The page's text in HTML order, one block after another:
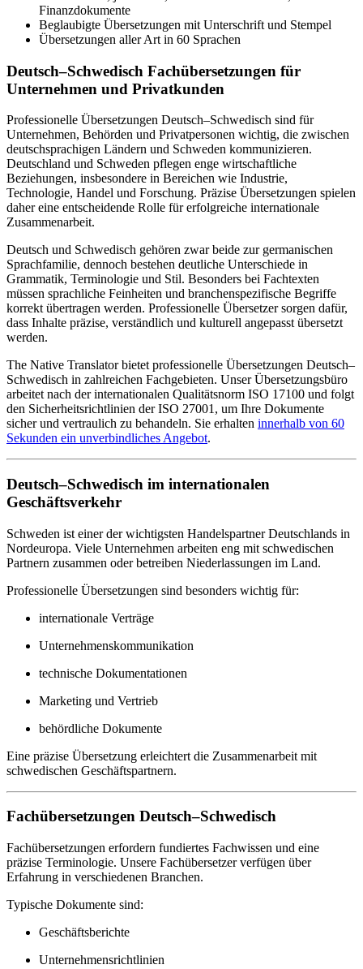
Finanzdokumente
Beglaubigte Übersetzungen mit Unterschrift und Stempel
Übersetzungen aller Art in 60 Sprachen
Deutsch–Schwedisch Fachübersetzungen für
Unternehmen und Privatkunden
Professionelle Übersetzungen Deutsch–Schwedisch sind für
Unternehmen, Behörden und Privatpersonen wichtig, die zwischen
deutschsprachigen Ländern und Schweden kommunizieren.
Deutschland und Schweden pflegen enge wirtschaftliche
Beziehungen, insbesondere in Bereichen wie Industrie,
Technologie, Handel und Forschung. Präzise Übersetzungen spielen
daher eine entscheidende Rolle für erfolgreiche internationale
Zusammenarbeit.
Deutsch und Schwedisch gehören zwar beide zur germanischen
Sprachfamilie, dennoch bestehen deutliche Unterschiede in
Grammatik, Terminologie und Stil. Besonders bei Fachtexten
müssen sprachliche Feinheiten und branchenspezifische Begriffe
korrekt übertragen werden. Professionelle Übersetzer sorgen dafür,
dass Inhalte präzise, verständlich und kulturell angepasst übersetzt
werden.
The Native Translator bietet professionelle Übersetzungen Deutsch–
Schwedisch in zahlreichen Fachgebieten. Unser Übersetzungsbüro
arbeitet nach der internationalen Qualitätsnorm ISO 17100 und folgt
den Sicherheitsrichtlinien der ISO 27001, um Ihre Dokumente
sicher und vertraulich zu behandeln. Sie erhalten innerhalb von 60
Sekunden ein unverbindliches Angebot.
Deutsch–Schwedisch im internationalen
Geschäftsverkehr
Schweden ist einer der wichtigsten Handelspartner Deutschlands in
Nordeuropa. Viele Unternehmen arbeiten eng mit schwedischen
Partnern zusammen oder betreiben Niederlassungen im Land.
Professionelle Übersetzungen sind besonders wichtig für:
internationale Verträge
Unternehmenskommunikation
technische Dokumentationen
Marketing und Vertrieb
behördliche Dokumente
Eine präzise Übersetzung erleichtert die Zusammenarbeit mit
schwedischen Geschäftspartnern.
Fachübersetzungen Deutsch–Schwedisch
Fachübersetzungen erfordern fundiertes Fachwissen und eine
präzise Terminologie. Unsere Fachübersetzer verfügen über
Erfahrung in verschiedenen Branchen.
Typische Dokumente sind:
Geschäftsberichte
Unternehmensrichtlinien